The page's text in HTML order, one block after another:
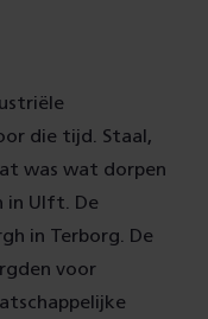
die tijd. Staal,
was wat dorpen
in Ulft. De
in Terborg. De
voor